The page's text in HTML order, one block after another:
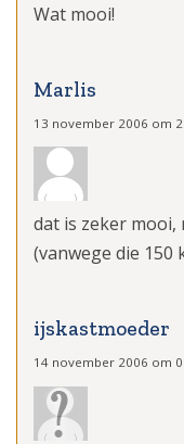
Wat mooi!
Marlis
13 november 2006 om
dat is zeker mooi,
(vanwege die 150
ijskastmoeder
14 november 2006 om